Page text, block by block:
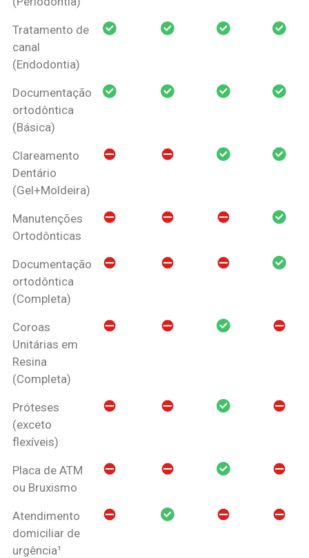
Tratamento de
canal
(Endodontia)
Documentação
ortodôntica
(Básica)
Clareamento
Dentário
(Gel+Moldeira)
Manutenções
Ortodônticas
Documentação
ortodôntica
(Completa)
Coroas
Unitárias em
Resina
(Completa)
Próteses
(exceto
flexíveis)
Placa de ATM
ou Bruxismo
Atendimento
domiciliar de
urgência¹